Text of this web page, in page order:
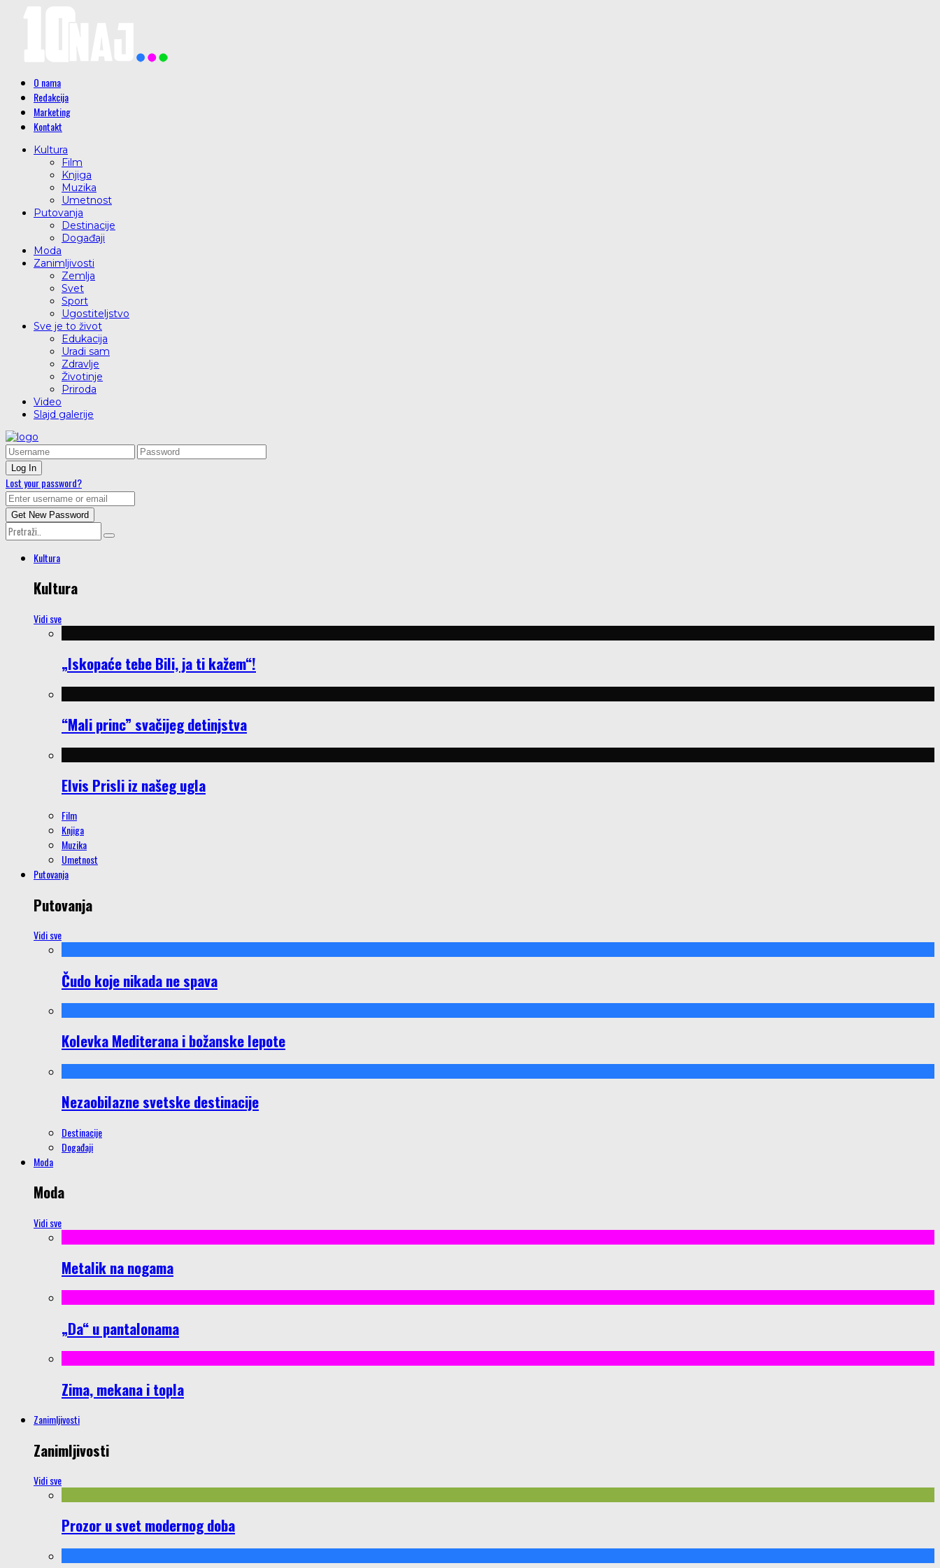
O nama
Redakcija
Marketing
Kontakt
Kultura
Film
Knjiga
Muzika
Umetnost
Putovanja
Destinacije
Događaji
Moda
Zanimljivosti
Zemlja
Svet
Sport
Ugostiteljstvo
Sve je to život
Edukacija
Uradi sam
Zdravlje
Životinje
Priroda
Video
Slajd galerije
Lost your password?
Kultura
Kultura
Vidi sve
„Iskopaće tebe Bili, ja ti kažem“!
“Mali princ” svačijeg detinjstva
Elvis Prisli iz našeg ugla
Film
Knjiga
Muzika
Umetnost
Putovanja
Putovanja
Vidi sve
Čudo koje nikada ne spava
Kolevka Mediterana i božanske lepote
Nezaobilazne svetske destinacije
Destinacije
Događaji
Moda
Moda
Vidi sve
Metalik na nogama
„Da“ u pantalonama
Zima, mekana i topla
Zanimljivosti
Zanimljivosti
Vidi sve
Prozor u svet modernog doba